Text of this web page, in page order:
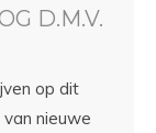
D.M.V.
op dit
nieuwe